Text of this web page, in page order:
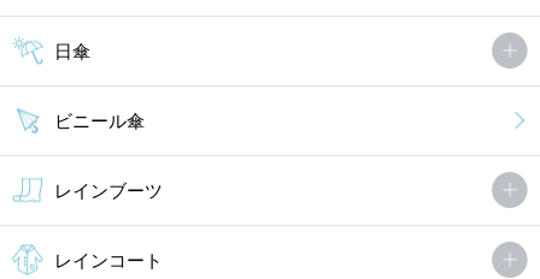
日傘
ビニール傘
レインブーツ
レインコート